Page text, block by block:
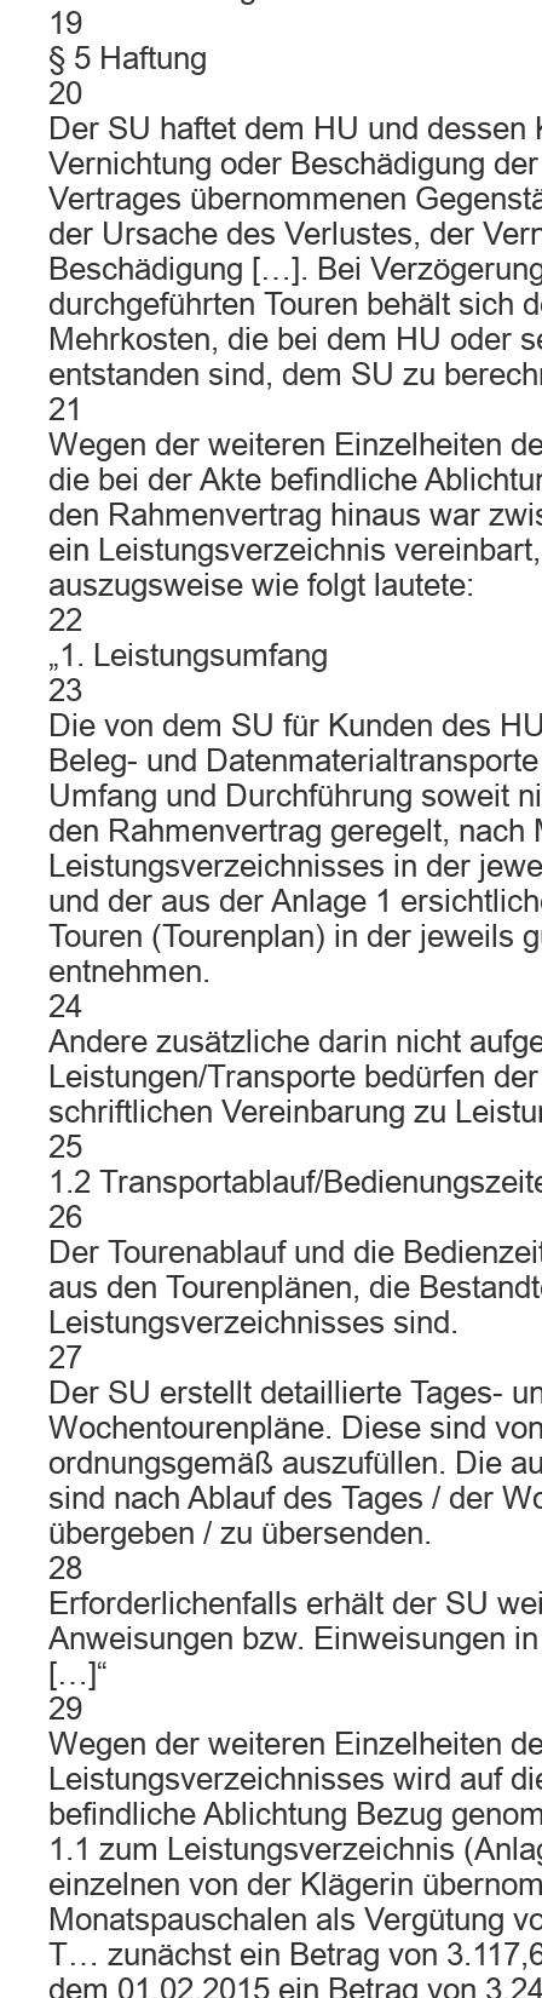
19
§ 5 Haftung
20
Der SU haftet dem HU und dessen
Vernichtung oder Beschädigung
Vertrages übernommenen
der Ursache des Verlustes, der
Beschädigung […]. Bei
durchgeführten Touren behält sich
Mehrkosten, die bei dem HU oder
entstanden sind, dem SU zu
21
Wegen der weiteren Einzelheiten
die bei der Akte befindliche
den Rahmenvertrag hinaus war
ein Leistungsverzeichnis
auszugsweise wie folgt lautete:
22
„1. Leistungsumfang
23
Die von dem SU für Kunden des
Beleg- und
Umfang und Durchführung soweit
den Rahmenvertrag geregelt, nach
Leistungsverzeichnisses in der
und der aus der Anlage 1
Touren (Tourenplan) in der jeweils
entnehmen.
24
Andere zusätzliche darin nicht
Leistungen/Transporte bedürfen
schriftlichen Vereinbarung zu
25
1.2 Transportablauf/
26
Der Tourenablauf und die
aus den Tourenplänen, die
Leistungsverzeichnisses sind.
27
Der SU erstellt detaillierte Tages-
Wochentourenpläne. Diese sind
ordnungsgemäß auszufüllen. Die
sind nach Ablauf des Tages / der
übergeben / zu übersenden.
28
Erforderlichenfalls erhält der SU
Anweisungen bzw. Einweisungen
[…]“
29
Wegen der weiteren Einzelheiten
Leistungsverzeichnisses wird auf
befindliche Ablichtung Bezug
1.1 zum Leistungsverzeichnis
einzelnen von der Klägerin
Monatspauschalen als Vergütung
T… zunächst ein Betrag von
dem 01.02.2015 ein Betrag von